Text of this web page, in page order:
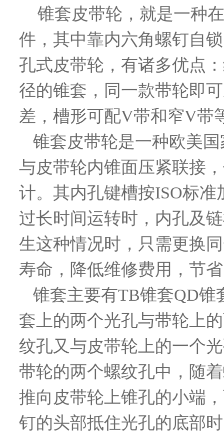
锥套皮带轮，就是一种
件，其中靠内六角螺钉自
孔式皮带轮，有诸多优点
径的锥套，同一款带轮即
差，槽形可配V带和窄V
锥套皮带轮是一种欧美
与皮带轮内锥面压紧联接
计。其内孔键槽按ISO标
过长时间运转时，内孔及
生这种情况时，只需更换
寿命，降低维修费用，节
锥套主要有TB锥套QD锥
套上的两个光孔与带轮上
纹孔又与皮带轮上的一个
带轮的两个螺纹孔中，随
推向皮带轮上锥孔的小端
钉的头部抵住光孔的底部